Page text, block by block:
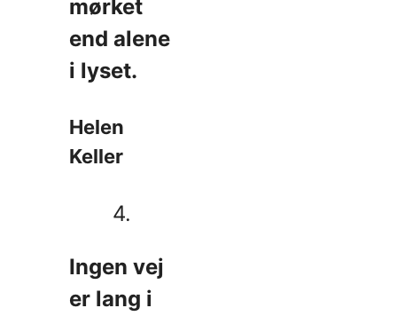
mørket
end alene
i lyset.
Helen
Keller
4.
Ingen vej
er lang i